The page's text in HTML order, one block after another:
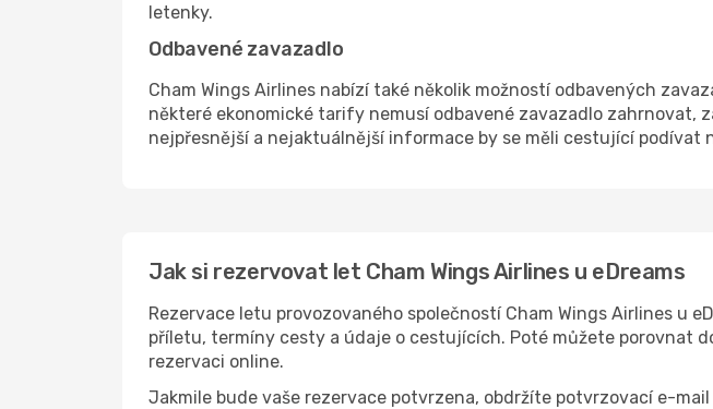
letenky.
Odbavené zavazadlo
Cham Wings Airlines nabízí také několik možností odbavených
některé ekonomické tarify nemusí odbavené zavazadlo
nejpřesnější a nejaktuálnější informace by se měli cestující podívat
Jak si rezervovat let Cham Wings Airlines u eDreams
Rezervace letu provozovaného společností Cham Wings Airlines u
příletu, termíny cesty a údaje o cestujících. Poté můžete porovnat
rezervaci online.
Jakmile bude vaše rezervace potvrzena, obdržíte potvrzovací e-